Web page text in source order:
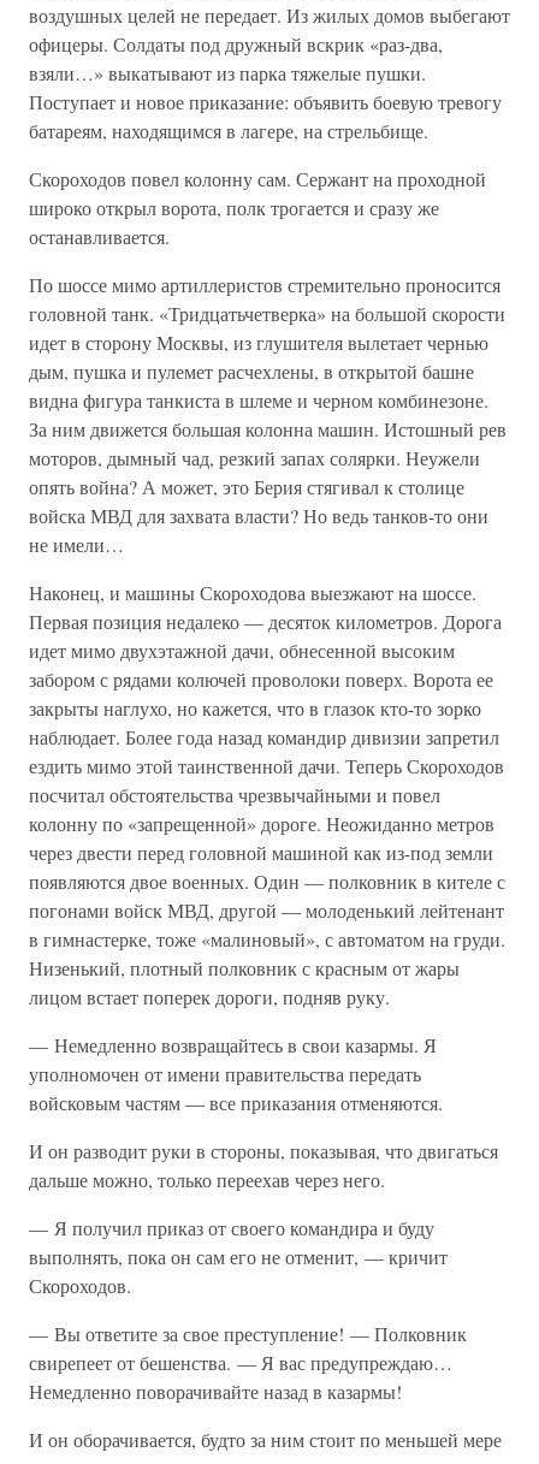
воздушных целей не передает. Из жилых домов выбегают
офицеры. Солдаты под дружный вскрик «раз-два,
взяли…» выкатывают из парка тяжелые пушки.
Поступает и новое приказание: объявить боевую тревогу
батареям, находящимся в лагере, на стрельбище.
Скороходов повел колонну сам. Сержант на проходной
широко открыл ворота, полк трогается и сразу же
останавливается.
По шоссе мимо артиллеристов стремительно проносится
головной танк. «Тридцатьчетверка» на большой скорости
идет в сторону Москвы, из глушителя вылетает чернью
дым, пушка и пулемет расчехлены, в открытой башне
видна фигура танкиста в шлеме и черном комбинезоне.
За ним движется большая колонна машин. Истошный рев
моторов, дымный чад, резкий запах солярки. Неужели
опять война? А может, это Берия стягивал к столице
войска МВД для захвата власти? Но ведь танков-то они
не имели…
Наконец, и машины Скороходова выезжают на шоссе.
Первая позиция недалеко — десяток километров. Дорога
идет мимо двухэтажной дачи, обнесенной высоким
забором с рядами колючей проволоки поверх. Ворота ее
закрыты наглухо, но кажется, что в глазок кто-то зорко
наблюдает. Более года назад командир дивизии запретил
ездить мимо этой таинственной дачи. Теперь Скороходов
посчитал обстоятельства чрезвычайными и повел
колонну по «запрещенной» дороге. Неожиданно метров
через двести перед головной машиной как из-под земли
появляются двое военных. Один — полковник в кителе с
погонами войск МВД, другой — молоденький лейтенант
в гимнастерке, тоже «малиновый», с автоматом на груди.
Низенький, плотный полковник с красным от жары
лицом встает поперек дороги, подняв руку.
— Немедленно возвращайтесь в свои казармы. Я
уполномочен от имени правительства передать
войсковым частям — все приказания отменяются.
И он разводит руки в стороны, показывая, что двигаться
дальше можно, только переехав через него.
— Я получил приказ от своего командира и буду
выполнять, пока он сам его не отменит, — кричит
Скороходов.
— Вы ответите за свое преступление! — Полковник
свирепеет от бешенства. — Я вас предупреждаю…
Немедленно поворачивайте назад в казармы!
И он оборачивается, будто за ним стоит по меньшей мере